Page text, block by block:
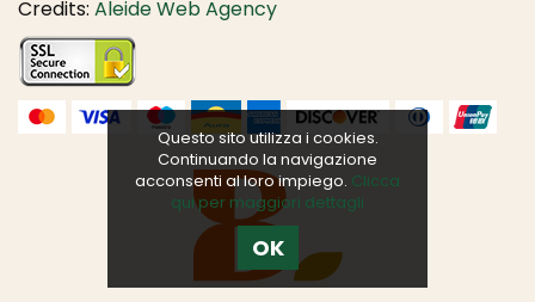
Credits: Aleide Web Agency
Questo sito utilizza i cookies.
Continuando la navigazione
acconsenti al loro impiego. Clicca
qui per maggiori dettagli
OK